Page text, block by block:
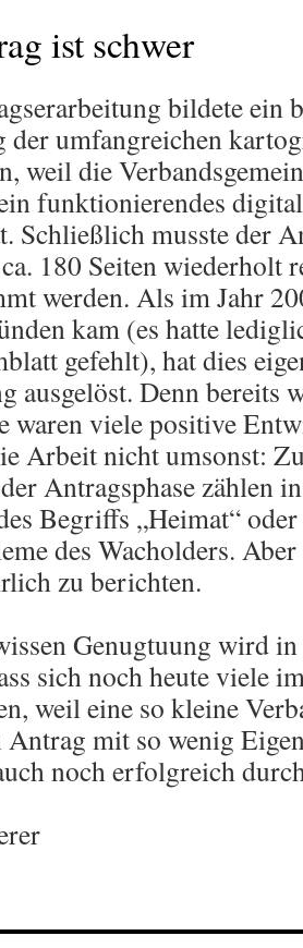
ist schwer
bildete ein
umfangreichen
weil die
funktionierendes
Schließlich musste der
180 Seiten wiederholt
werden. Als im Jahr
kam (es hatte
gefehlt), hat dies
ausgelöst. Denn bereits
waren viele positive
Arbeit nicht umsonst:
Antragsphase zählen
Begriffs „Heimat“
des Wacholders.
zu berichten.
Genugtuung wird
sich noch heute viele
weil eine so kleine
Antrag mit so wenig
noch erfolgreich